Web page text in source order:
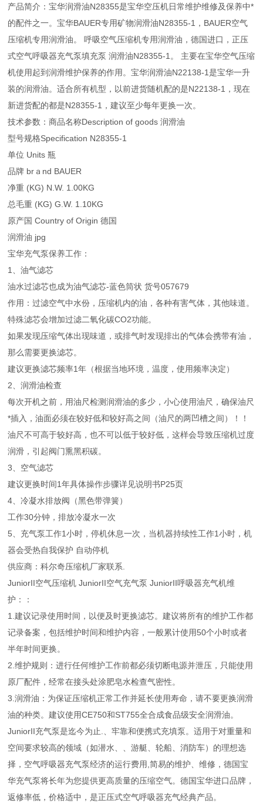
产品简介：宝华润滑油N28355是宝华空压机日常维护维修及保养中*
的配件之一。宝华BAUER专用矿物润滑油N28355-1，BAUER空气
压缩机专用润滑油。 呼吸空气压缩机专用润滑油，德国进口，正压
式空气呼吸器充气泵填充泵 润滑油N28355-1。 主要在宝华空气压缩
机使用起到润滑维护保养的作用。宝华润滑油N22138-1是宝华一升
装的润滑油。适合所有机型，以前进货随机配的是N22138-1，现在
新进货配的都是N28355-1，建议至少每年更换一次。
技术参数：商品名称Description of goods 润滑油
型号规格Specification N28355-1
单位 Units 瓶
品牌 brａnd BAUER
净重 (KG) N.W. 1.00KG
总毛重 (KG) G.W. 1.10KG
原产国 Country of Origin 德国
润滑油 jpg
宝华充气泵保养工作：
1、油气滤芯
油水过滤芯也成为油气滤芯-蓝色筒状 货号057679
作用：过滤空气中水份，压缩机内的油，各种有害气体，其他味道。
特殊滤芯会增加过滤二氧化碳CO2功能。
如果发现压缩气体出现味道，或排气时发现排出的气体会携带有油，
那么需要更换滤芯。
建议更换滤芯频率1年（根据当地环境，温度，使用频率决定）
2、润滑油检查
每次开机之前，用油尺检测润滑油的多少，小心使用油尺，确保油尺
*插入，油面必须在较好低和较好高之间（油尺的两凹槽之间）！！
油尺不可高于较好高，也不可以低于较好低，这样会导致压缩机过度
润滑，引起阀门熏黑积碳。
3、空气滤芯
建议更换时间1年具体操作步骤详见说明书P25页
4、冷凝水排放阀（黑色带弹簧）
工作30分钟，排放冷凝水一次
5、充气泵工作1小时，停机休息一次，当机器持续性工作1小时，机
器会受热自我保护 自动停机
供应商：科尔奇压缩机厂家联系.
JuniorII空气压缩机 JuniorII空气充气泵 JuniorII呼吸器充气机维
护：：
1.建议记录使用时间，以便及时更换滤芯。建议将所有的维护工作都
记录备案，包括维护时间和维护内容，一般累计使用50个小时或者
半年时间更换。
2.维护规则：进行任何维护工作前都必须切断电源并泄压，只能使用
原厂配件，经常在接头处涂肥皂水检查气密性。
3.润滑油：为保证压缩机正常工作并延长使用寿命，请不要更换润滑
油的种类。建议使用CE750和ST755全合成食品级安全润滑油。
JuniorII充气泵是迄今为止.、牢靠和便携式充填泵。适用于对重量和
空间要求较高的领域（如潜水、、游艇、轮船、消防车）的理想选
择，空气呼吸器充气泵经济的运行费用,简易的维护、维修，德国宝
华充气泵将长年为您提供更高质量的压缩空气。德国宝华进口品牌，
返修率低，价格适中，是正压式空气呼吸器充气经典产品。